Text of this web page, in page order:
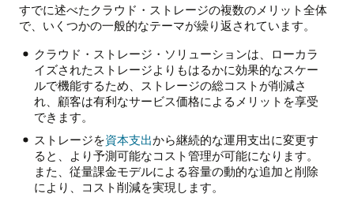
すでに述べたクラウド・ストレージの複数のメリット全体
で、いくつかの一般的なテーマが繰り返されています。
クラウド・ストレージ・ソリューションは、ローカラ
イズされたストレージよりもはるかに効果的なスケー
ルで機能するため、ストレージの総コストが削減さ
れ、顧客は有利なサービス価格によるメリットを享受
できます。
ストレージを資本支出から継続的な運用支出に変更す
ると、より予測可能なコスト管理が可能になります。
また、従量課金モデルによる容量の動的な追加と削除
により、コスト削減を実現します。